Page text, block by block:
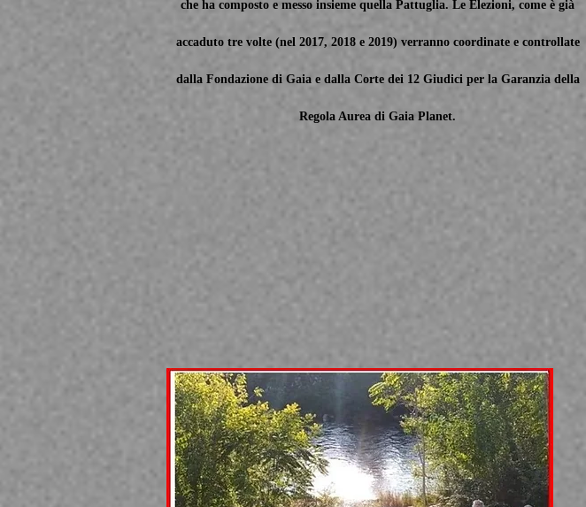
che ha composto e messo insieme quella Pattuglia. Le Elezioni, come è già
accaduto tre volte (nel 2017, 2018 e 2019) verranno coordinate e controllate
dalla Fondazione di Gaia e dalla Corte dei 12 Giudici per la Garanzia della
Regola Aurea di Gaia Planet.